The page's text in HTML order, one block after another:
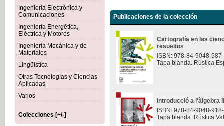
Ingeniería Electrónica y
Comunicaciones
Ingeniería Energética,
Eléctrica y Motores
Ingeniería Mecánica y de
Materiales
Lingüística
Otras Tecnologías y Ciencias
Aplicadas
Varios
Colecciones [+/-]
Publicaciones de la colección
Cartografía en las
resueltos
ISBN: 978-84-9048-
Tapa blanda. Rústica
Introducció a l'àlgebra
ISBN: 978-84-9048-
Tapa blanda. Rústica